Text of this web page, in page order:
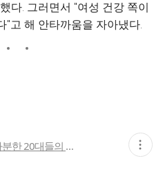
다. 그러면서 "여성 건강 쪽이
"고 해 안타까움을 자아냈다.
＊여성시대＊ 차분한 20대들의 알흠다운 공간 현
재